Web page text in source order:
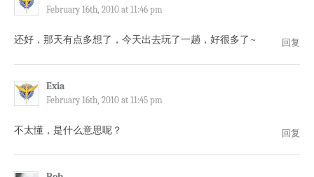
February 16th, 2010 at 11:46 pm
还好，那天有点多想了，今天出去玩了一趟，好很多了~ 回复
Exia
February 16th, 2010 at 11:45 pm
不太懂，是什么意思呢？ 回复